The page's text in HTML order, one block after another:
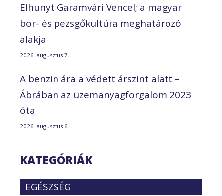
Elhunyt Garamvári Vencel; a magyar
bor- és pezsgőkultúra meghatározó
alakja
2026. augusztus 7.
A benzin ára a védett árszint alatt –
Ábrában az üzemanyagforgalom 2023
óta
2026. augusztus 6.
KATEGÓRIÁK
EGÉSZSÉG